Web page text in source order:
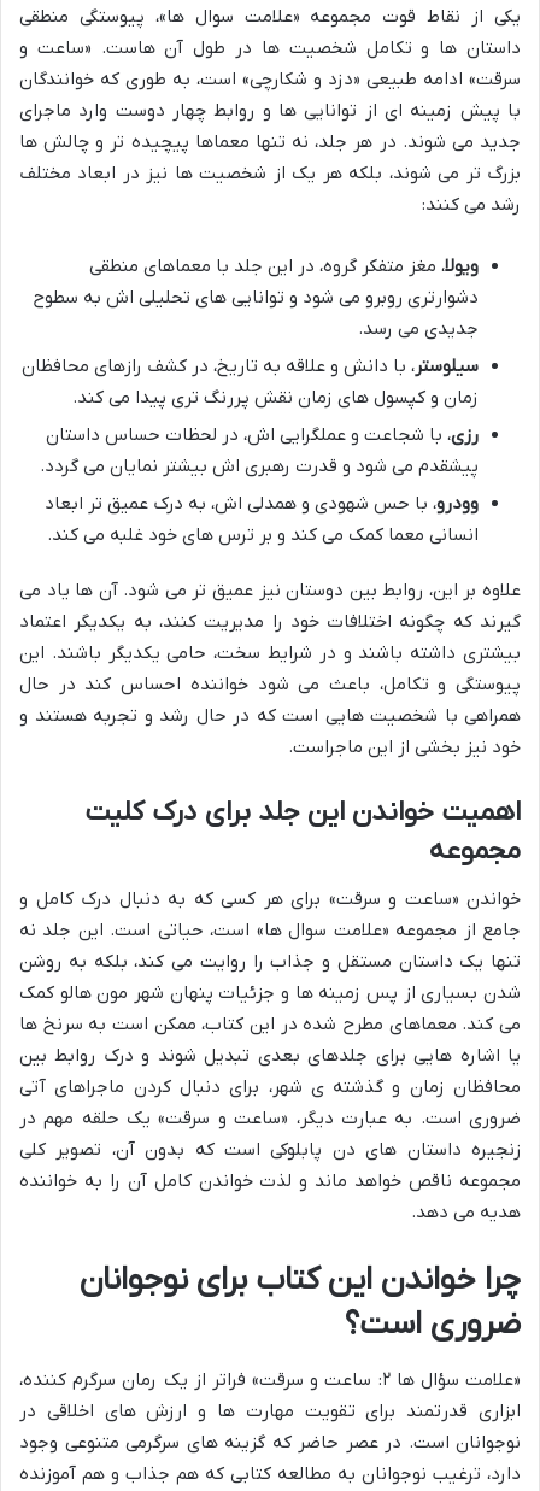
یکی از نقاط قوت مجموعه «علامت سوال ها»، پیوستگی منطقی
داستان ها و تکامل شخصیت ها در طول آن هاست. «ساعت و
سرقت» ادامه طبیعی «دزد و شکارچی» است، به طوری که خوانندگان
با پیش زمینه ای از توانایی ها و روابط چهار دوست وارد ماجرای
جدید می شوند. در هر جلد، نه تنها معماها پیچیده تر و چالش ها
بزرگ تر می شوند، بلکه هر یک از شخصیت ها نیز در ابعاد مختلف
رشد می کنند:
ویولا، مغز متفکر گروه، در این جلد با معماهای منطقی
دشوارتری روبرو می شود و توانایی های تحلیلی اش به سطوح
جدیدی می رسد.
سیلوستر، با دانش و علاقه به تاریخ، در کشف رازهای محافظان
زمان و کپسول های زمان نقش پررنگ تری پیدا می کند.
رزی، با شجاعت و عملگرایی اش، در لحظات حساس داستان
پیشقدم می شود و قدرت رهبری اش بیشتر نمایان می گردد.
وودرو، با حس شهودی و همدلی اش، به درک عمیق تر ابعاد
انسانی معما کمک می کند و بر ترس های خود غلبه می کند.
علاوه بر این، روابط بین دوستان نیز عمیق تر می شود. آن ها یاد می
گیرند که چگونه اختلافات خود را مدیریت کنند، به یکدیگر اعتماد
بیشتری داشته باشند و در شرایط سخت، حامی یکدیگر باشند. این
پیوستگی و تکامل، باعث می شود خواننده احساس کند در حال
همراهی با شخصیت هایی است که در حال رشد و تجربه هستند و
خود نیز بخشی از این ماجراست.
اهمیت خواندن این جلد برای درک کلیت
مجموعه
خواندن «ساعت و سرقت» برای هر کسی که به دنبال درک کامل و
جامع از مجموعه «علامت سوال ها» است، حیاتی است. این جلد نه
تنها یک داستان مستقل و جذاب را روایت می کند، بلکه به روشن
شدن بسیاری از پس زمینه ها و جزئیات پنهان شهر مون هالو کمک
می کند. معماهای مطرح شده در این کتاب، ممکن است به سرنخ ها
یا اشاره هایی برای جلدهای بعدی تبدیل شوند و درک روابط بین
محافظان زمان و گذشته ی شهر، برای دنبال کردن ماجراهای آتی
ضروری است. به عبارت دیگر، «ساعت و سرقت» یک حلقه مهم در
زنجیره داستان های دن پابلوکی است که بدون آن، تصویر کلی
مجموعه ناقص خواهد ماند و لذت خواندن کامل آن را به خواننده
هدیه می دهد.
چرا خواندن این کتاب برای نوجوانان
ضروری است؟
«علامت سؤال ها ۲: ساعت و سرقت» فراتر از یک رمان سرگرم کننده،
ابزاری قدرتمند برای تقویت مهارت ها و ارزش های اخلاقی در
نوجوانان است. در عصر حاضر که گزینه های سرگرمی متنوعی وجود
دارد، ترغیب نوجوانان به مطالعه کتابی که هم جذاب و هم آموزنده